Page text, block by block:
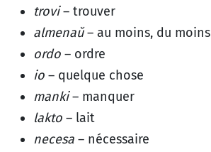
trovi– trouver
almenaŭ– au moins, du moins
ordo – ordre
io – quelque chose
manki– manquer
lakto – lait
necesa – nécessaire